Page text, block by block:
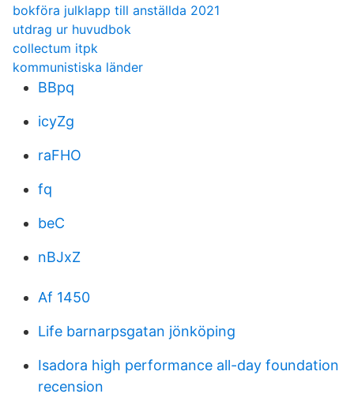
bokföra julklapp till anställda 2021
utdrag ur huvudbok
collectum itpk
kommunistiska länder
BBpq
icyZg
raFHO
fq
beC
nBJxZ
Af 1450
Life barnarpsgatan jönköping
Isadora high performance all-day foundation
recension